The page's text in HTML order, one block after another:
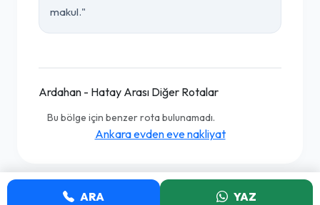
makul."
Ardahan - Hatay Arası Diğer Rotalar
Bu bölge için benzer rota bulunamadı.
Ankara evden eve nakliyat
ARA YAZ